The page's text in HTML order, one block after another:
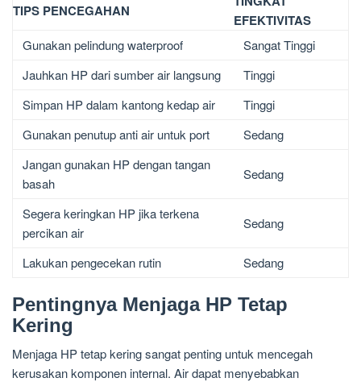
TIPS PENCEGAHAN
EFEKTIVITAS
Gunakan pelindung waterproof
Sangat Tinggi
Jauhkan HP dari sumber air langsung
Tinggi
Simpan HP dalam kantong kedap air
Tinggi
Gunakan penutup anti air untuk port
Sedang
Jangan gunakan HP dengan tangan
basah
Sedang
Segera keringkan HP jika terkena
percikan air
Sedang
Lakukan pengecekan rutin Sedang
Pentingnya Menjaga HP Tetap
Kering
Menjaga HP tetap kering sangat penting untuk mencegah
kerusakan komponen internal. Air dapat menyebabkan